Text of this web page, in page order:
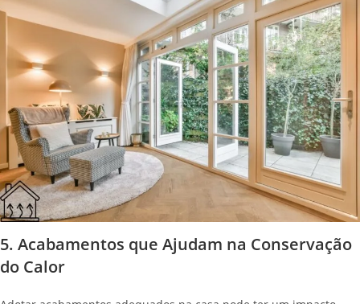
5. Acabamentos que Ajudam na Conservação
do Calor